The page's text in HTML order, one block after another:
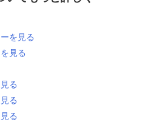
を見る
見る
る
る
る